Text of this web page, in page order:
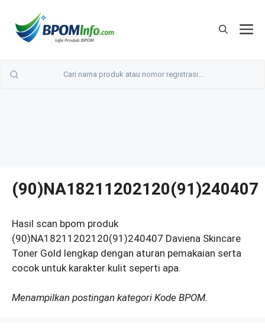
(90)NA18211202120(91)240407
Hasil scan bpom produk
(90)NA18211202120(91)240407 Daviena Skincare
Toner Gold lengkap dengan aturan pemakaian serta
cocok untuk karakter kulit seperti apa.
Menampilkan postingan kategori Kode BPOM.